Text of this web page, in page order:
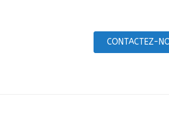
CONTACTEZ-